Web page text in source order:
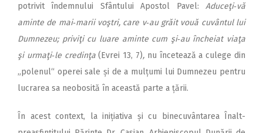
potrivit îndemnului Sfântului Apostol Pavel: Aduceţi‑vă
aminte de mai‑marii voştri, care v‑au grăit vouă cuvântul lui
Dumnezeu; priviţi cu luare aminte cum şi‑au încheiat viaţa
şi urmaţi‑le credinţa(Evrei 13, 7), nu încetează a culege din
„polenul“ operei sale și de a mulțumi lui Dumnezeu pentru
lucrarea sa neobosită în această parte a țării.
În acest context, la ini­țiativa și cu binecuvântarea Înalt­